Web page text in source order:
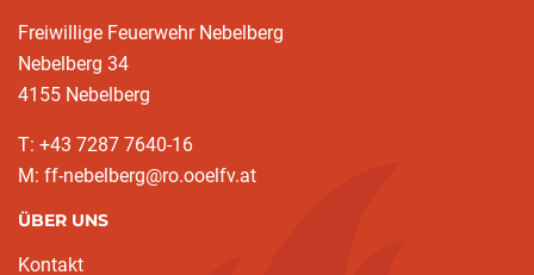
Freiwillige Feuerwehr Nebelberg
Nebelberg 34
4155 Nebelberg
T: +43 7287 7640-16
M: ff-nebelberg@ro.ooelfv.at
ÜBER UNS
Kontakt